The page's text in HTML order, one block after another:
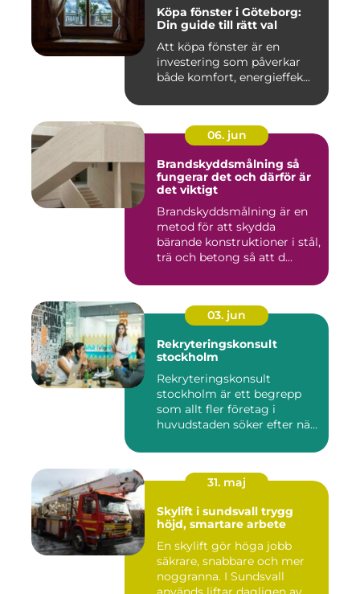
Köpa fönster i Göteborg:
Din guide till rätt val
Att köpa fönster är en
investering som påverkar
både komfort, energieffek...
06. jun
Brandskyddsmålning så
fungerar det och därför är
det viktigt
Brandskyddsmålning är en
metod för att skydda
bärande konstruktioner i stål,
trä och betong så att d...
03. jun
Rekryteringskonsult
stockholm
Rekryteringskonsult
stockholm är ett begrepp
som allt fler företag i
huvudstaden söker efter när
31. maj
Skylift i sundsvall trygg
höjd, smartare arbete
En skylift gör höga jobb
säkrare, snabbare och mer
noggranna. I Sundsvall